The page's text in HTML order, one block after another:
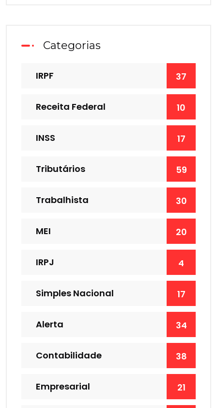
Categorias
IRPF 37
Receita Federal 10
INSS 17
Tributários 59
Trabalhista 30
MEI 20
IRPJ 4
Simples Nacional 17
Alerta 34
Contabilidade 38
Empresarial 21